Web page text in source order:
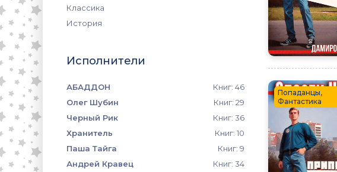
Классика
История
Исполнители
АБАДДОН
Книг: 46
Олег Шубин
Книг: 29
Черный Рик
Книг: 36
Хранитель
Книг: 10
Паша Тайга
Книг: 9
Андрей Кравец
Книг: 34
Попаданцы,
Фантастика